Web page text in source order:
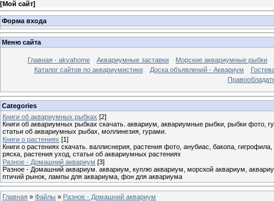
[Мой сайт]
Форма входа
Меню сайта
Главная - akvahome Аквариумные заставки
Морские аквариумные рыбки
Каталог сайтов по аквариумистике
Доска объявлений - Аквариум
Categories
Книги об аквариумных рыбках [2]
Книги об аквариумных рыбках скачать. аквариум, аквариумные рыбки, рыбки фото,
статьи об аквариумных рыбах, моллинезия, гурами.
Книги о растениях [1]
Книги о растениях скачать. валлиснерия, растения фото, анубиас, бакопа,
ряска, растения уход, статьи об аквариумных растениях
Разное - Домашний аквариум [3]
Разное - Домашний аквариум. аквариум, куплю аквариум, морской аквариум,
птичий рынок, лампы для аквариума, фон для аквариума
Главная » Файлы » Разное - Домашний аквариум